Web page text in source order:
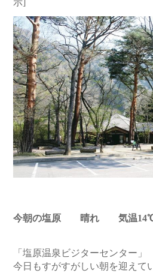
今朝の塩原 晴れ 気温
「塩原温泉ビジターセンター」
今日もすがすがしい朝を迎えて